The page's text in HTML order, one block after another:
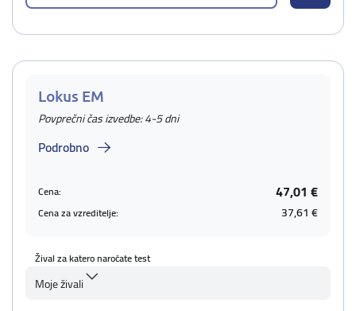
Lokus EM
Povprečni čas izvedbe: 4-5 dni
Podrobno
Cena: 47,01 €
Cena za vzreditelje: 37,61 €
Žival za katero naročate test
Moje živali